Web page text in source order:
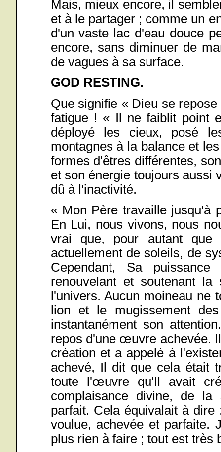
Mais, mieux encore, il
et à le partager ; comme un
d'un vaste lac d'eau douce
encore, sans diminuer de
de vagues à sa surface.
GOD RESTING.
Que signifie « Dieu se
fatigue ! « Il ne faiblit point
déployé les cieux, posé
montagnes à la balance et
formes d'êtres différentes,
et son énergie toujours aussi
dû à l'inactivité.
« Mon Père travaille jusqu'à
En Lui, nous vivons, nous
vrai que, pour autant que
actuellement de soleils, de
Cependant, Sa
renouvelant et soutenant
l'univers. Aucun moineau
lion et le mugissement
instantanément son
repos d'une œuvre achevée.
création et a appelé à
achevé, Il dit que cela était
toute l'œuvre qu'Il avait
complaisance divine, de la
parfait. Cela équivalait à
voulue, achevée et parfaite.
plus rien à faire ; tout est très